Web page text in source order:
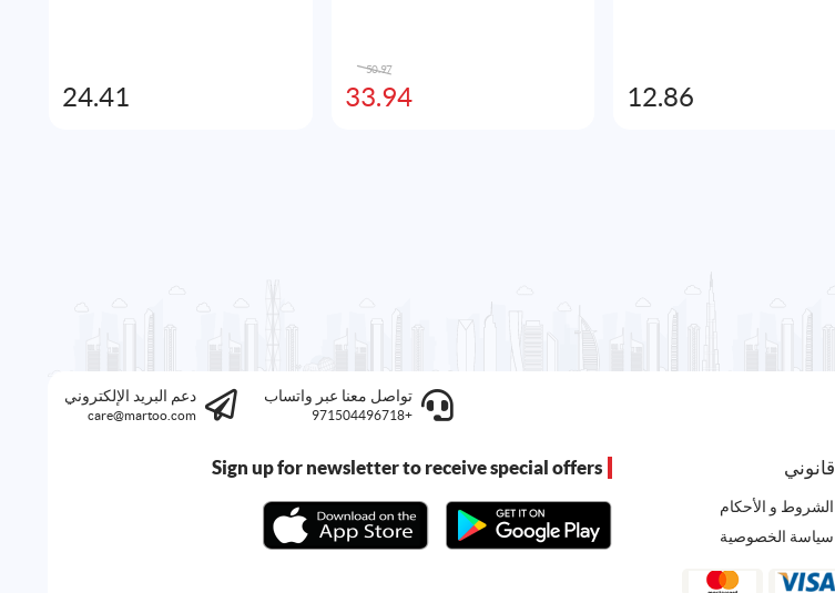
12.86
50.97
السعر
الأصلي
33.94
السعر
الحالي
24.41
تواصل معنا عبر واتساب
+971504496718
دعم البريد الإلكتروني
care@martoo.com
قانوني
الشروط و الأحكام
سياسة الخصوصية
Sign up for newsletter to receive special offers